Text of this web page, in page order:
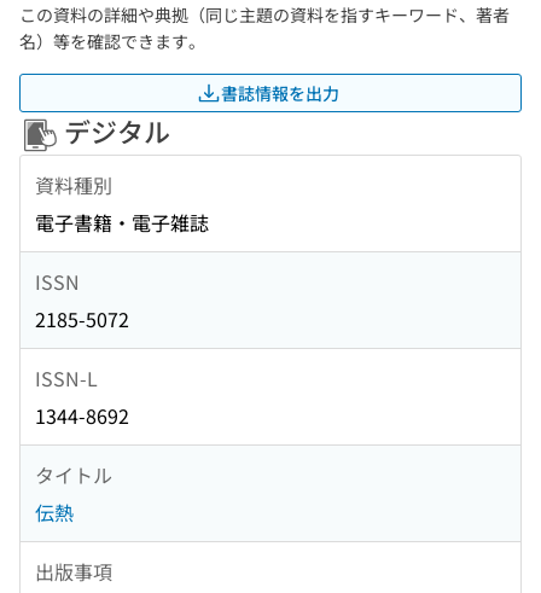
この資料の詳細や典拠（同じ主題の資料を指すキーワード、著者
名）等を確認できます。
書誌情報を出力
デジタル
資料種別
電子書籍・電子雑誌
ISSN
2185-5072
ISSN-L
1344-8692
タイトル
伝熱
出版事項